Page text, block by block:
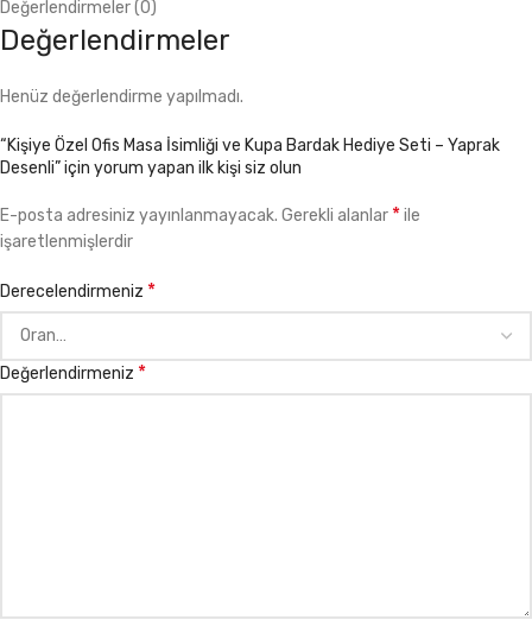
Değerlendirmeler (0)
Değerlendirmeler
Henüz değerlendirme yapılmadı.
“Kişiye Özel Ofis Masa İsimliği ve Kupa Bardak Hediye Seti – Yaprak
Desenli” için yorum yapan ilk kişi siz olun
E-posta adresiniz yayınlanmayacak. Gerekli alanlar *ile
işaretlenmişlerdir
Derecelendirmeniz *
Değerlendirmeniz *